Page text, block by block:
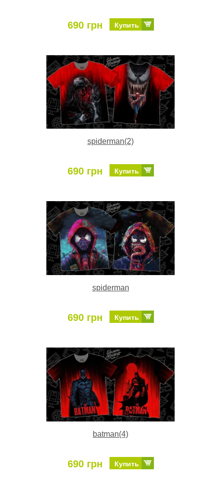
690 грн Купить
spiderman(2)
690 грн Купить
spiderman
690 грн Купить
batman(4)
690 грн Купить